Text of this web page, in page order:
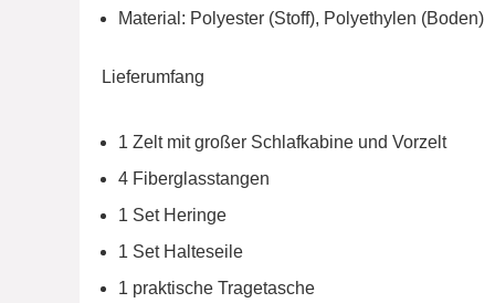
Material: Polyester (Stoff), Polyethylen (Boden)
Lieferumfang
1 Zelt mit großer Schlafkabine und Vorzelt
4 Fiberglasstangen
1 Set Heringe
1 Set Halteseile
1 praktische Tragetasche